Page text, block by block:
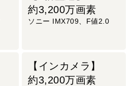
約3,200万画素
ソニー IMX709、F値2.0
【インカメラ】
約3,200万画素